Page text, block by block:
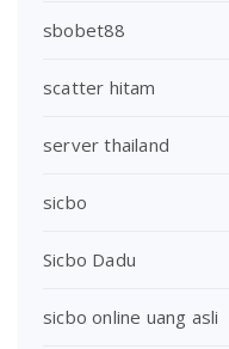
sbobet88
scatter hitam
server thailand
sicbo
Sicbo Dadu
sicbo online uang asli